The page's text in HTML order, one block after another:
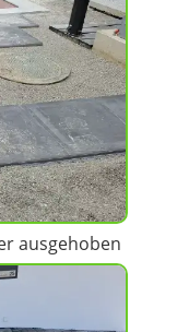
ausgehoben